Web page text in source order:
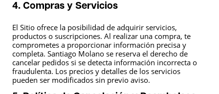
4. Compras y Servicios
El Sitio ofrece la posibilidad de adquirir servicios,
productos o suscripciones. Al realizar una compra, te
comprometes a proporcionar información precisa y
completa. Santiago Molano se reserva el derecho de
cancelar pedidos si se detecta información incorrecta o
fraudulenta. Los precios y detalles de los servicios
pueden ser modificados sin previo aviso.